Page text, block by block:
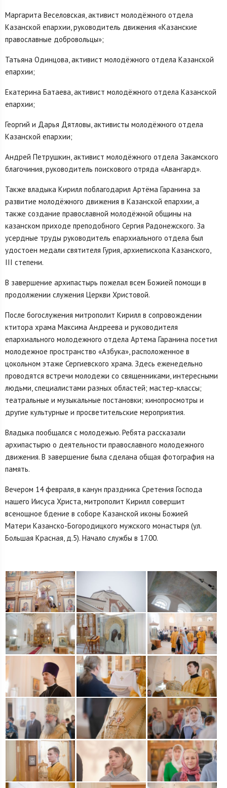
Маргарита Веселовская, активист молодёжного отдела
Казанской епархии, руководитель движения «Казанские
православные добровольцы»;
Татьяна Одинцова, активист молодёжного отдела Казанской
епархии;
Екатерина Батаева, активист молодёжного отдела Казанской
епархии;
Георгий и Дарья Дятловы, активисты молодёжного отдела
Казанской епархии;
Андрей Петрушкин, активист молодёжного отдела Закамского
благочиния, руководитель поискового отряда «Авангард».
Также владыка Кирилл поблагодарил Артёма Гаранина за
развитие молодёжного движения в Казанской епархии, а
также создание православной молодёжной общины на
казанском приходе преподобного Сергия Радонежского. За
усердные труды руководитель епархиального отдела был
удостоен медали святителя Гурия, архиепископа Казанского,
III степени.
В завершение архипастырь пожелал всем Божией помощи в
продолжении служения Церкви Христовой.
После богослужения митрополит Кирилл в сопровождении
ктитора храма Максима Андреева и руководителя
епархиального молодежного отдела Артема Гаранина посетил
молодежное пространство «Азбука», расположенное в
цокольном этаже Сергиевского храма. Здесь еженедельно
проводятся встречи молодежи со священниками, интересными
людьми, специалистами разных областей; мастер-классы;
театральные и музыкальные постановки; кинопросмотры и
другие культурные и просветительские мероприятия.
Владыка пообщался с молодежью. Ребята рассказали
архипастырю о деятельности православного молодежного
движения. В завершение была сделана общая фотография на
память.
Вечером 14 февраля, в канун праздника Сретения Господа
нашего Иисуса Христа, митрополит Кирилл совершит
всенощное бдение в соборе Казанской иконы Божией
Матери Казанско-Богородицкого мужского монастыря (ул.
Большая Красная, д.5). Начало службы в 17.00.